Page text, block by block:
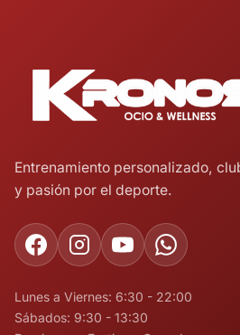
Entrenamiento personalizado,
y pasión por el deporte.
Lunes a Viernes: 6:30 - 22:00
Sábados: 9:30 - 13:30